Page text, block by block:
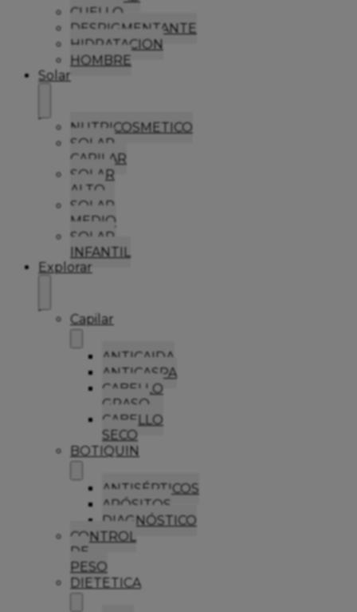
CUELLO
DESPIGMENTANTE
HIDRATACION
HOMBRE
Solar
NUTRICOSMETICO
SOLAR
CAPILAR
SOLAR
ALTO
SOLAR
MEDIO
SOLAR
INFANTIL
Explorar
Capilar
ANTICAIDA
ANTICASPA
CABELLO
GRASO
CABELLO
SECO
BOTIQUIN
ANTISÉPTICOS
APÓSITOS
DIAGNÓSTICO
CONTROL
DE
PESO
DIETETICA